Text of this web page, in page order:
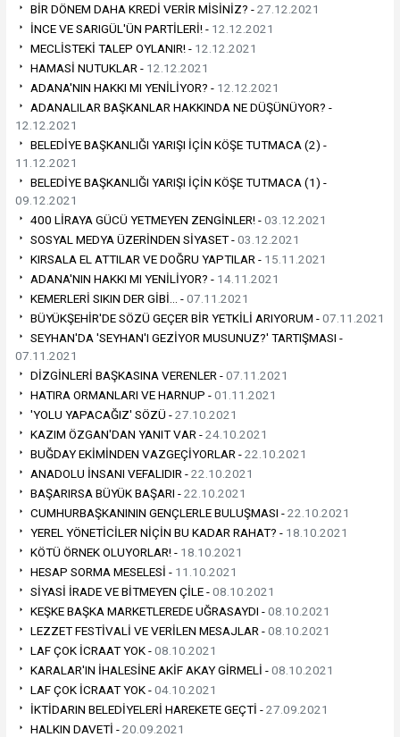
BİR DÖNEM DAHA KREDİ VERİR MİSİNİZ? -27.12.2021
İNCE VE SARIGÜL'ÜN PARTİLERİ! - 12.12.2021
MECLİSTEKİ TALEP OYLANIR! - 12.12.2021
HAMASİ NUTUKLAR - 12.12.2021
ADANA'NIN HAKKI MI YENİLİYOR? - 12.12.2021
ADANALILAR BAŞKANLAR HAKKINDA NE DÜŞÜNÜYOR? -
12.12.2021
BELEDİYE BAŞKANLIĞI YARIŞI İÇİN KÖŞE TUTMACA (2) -
11.12.2021
BELEDİYE BAŞKANLIĞI YARIŞI İÇİN KÖŞE TUTMACA (1) -
09.12.2021
400 LİRAYA GÜCÜ YETMEYEN ZENGİNLER! -03.12.2021
SOSYAL MEDYA ÜZERİNDEN SİYASET -03.12.2021
KIRSALA EL ATTILAR VE DOĞRU YAPTILAR - 15.11.2021
ADANA'NIN HAKKI MI YENİLİYOR? - 14.11.2021
KEMERLERİ SIKIN DER GİBİ… -07.11.2021
BÜYÜKŞEHİR'DE SÖZÜ GEÇER BİR YETKİLİ ARIYORUM -07.11.2021
SEYHAN'DA 'SEYHAN'I GEZİYOR MUSUNUZ?' TARTIŞMASI -
07.11.2021
DİZGİNLERİ BAŞKASINA VERENLER -07.11.2021
HATIRA ORMANLARI VE HARNUP -01.11.2021
'YOLU YAPACAĞIZ' SÖZÜ -27.10.2021
KAZIM ÖZGAN'DAN YANIT VAR -24.10.2021
BUĞDAY EKİMİNDEN VAZGEÇİYORLAR -22.10.2021
ANADOLU İNSANI VEFALIDIR -22.10.2021
BAŞARIRSA BÜYÜK BAŞARI -22.10.2021
CUMHURBAŞKANININ GENÇLERLE BULUŞMASI -22.10.2021
YEREL YÖNETİCİLER NİÇİN BU KADAR RAHAT? - 18.10.2021
KÖTÜ ÖRNEK OLUYORLAR! - 18.10.2021
HESAP SORMA MESELESİ - 11.10.2021
SİYASİ İRADE VE BİTMEYEN ÇİLE -08.10.2021
KEŞKE BAŞKA MARKETLEREDE UĞRASAYDI -08.10.2021
LEZZET FESTİVALİ VE VERİLEN MESAJLAR -08.10.2021
LAF ÇOK İCRAAT YOK -08.10.2021
KARALAR'IN İHALESİNE AKİF AKAY GİRMELİ -08.10.2021
LAF ÇOK İCRAAT YOK -04.10.2021
İKTİDARIN BELEDİYELERİ HAREKETE GEÇTİ -27.09.2021
HALKIN DAVETİ -20.09.2021